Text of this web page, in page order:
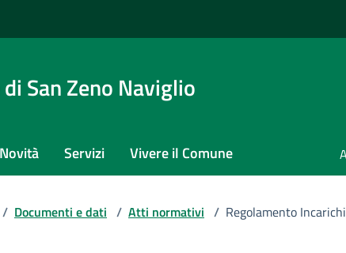
San Zeno Naviglio
Novità Servizi Vivere il Comune
/ Documenti e dati / Atti normativi / Regolamento